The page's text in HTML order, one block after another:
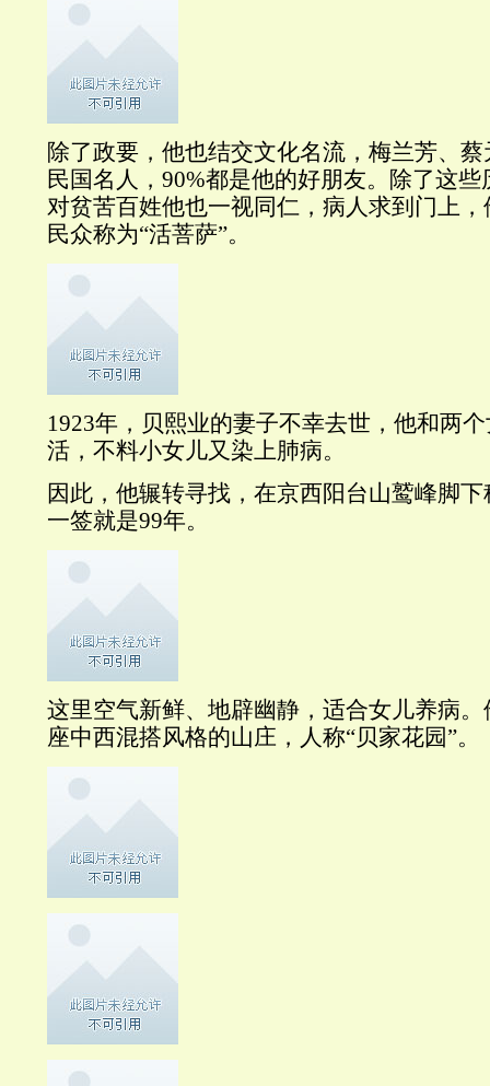
除了政要，他也结交文化名流，梅兰芳、
民国名人，90%都是他的好朋友。除了这
对贫苦百姓他也一视同仁，病人求到门上
民众称为“活菩萨”。
1923年，贝熙业的妻子不幸去世，他和两
活，不料小女儿又染上肺病。
因此，他辗转寻找，在京西阳台山鹫峰脚
一签就是99年。
这里空气新鲜、地辟幽静，适合女儿养病
座中西混搭风格的山庄，人称“贝家花园”。